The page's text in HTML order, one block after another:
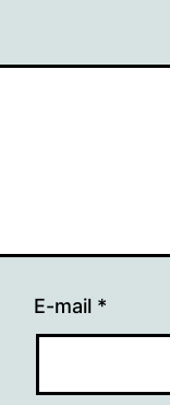
E-mail *